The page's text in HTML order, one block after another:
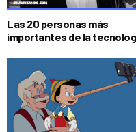
Las 20 personas más
importantes de la